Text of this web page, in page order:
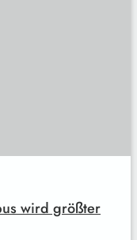
wird größter